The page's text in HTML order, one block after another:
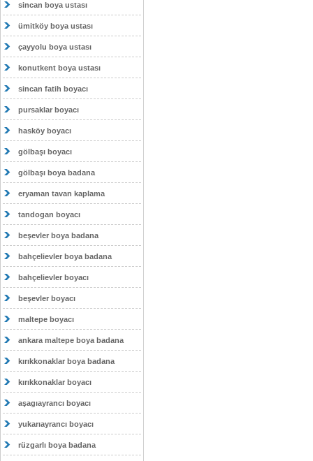
sincan boya ustası
ümitköy boya ustası
çayyolu boya ustası
konutkent boya ustası
sincan fatih boyacı
pursaklar boyacı
hasköy boyacı
gölbaşı boyacı
gölbaşı boya badana
eryaman tavan kaplama
tandogan boyacı
beşevler boya badana
bahçelievler boya badana
bahçelievler boyacı
beşevler boyacı
maltepe boyacı
ankara maltepe boya badana
kırıkkonaklar boya badana
kırıkkonaklar boyacı
aşagıayrancı boyacı
yukarıayrancı boyacı
rüzgarlı boya badana